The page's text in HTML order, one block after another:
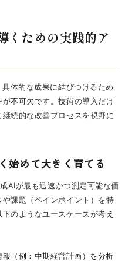
くための実践的ア
体的な成果に結びつけるため
不可欠です。技術の導入だけ
続的な改善プロセスを視野に
始めて大きく育てる
AIが最も迅速かつ測定可能な価
課題（ペインポイント）を特
のようなユースケースが考え
（例：中期経営計画）を分析